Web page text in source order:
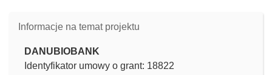
Informacje na temat projektu
DANUBIOBANK
Identyfikator umowy o grant: 18822